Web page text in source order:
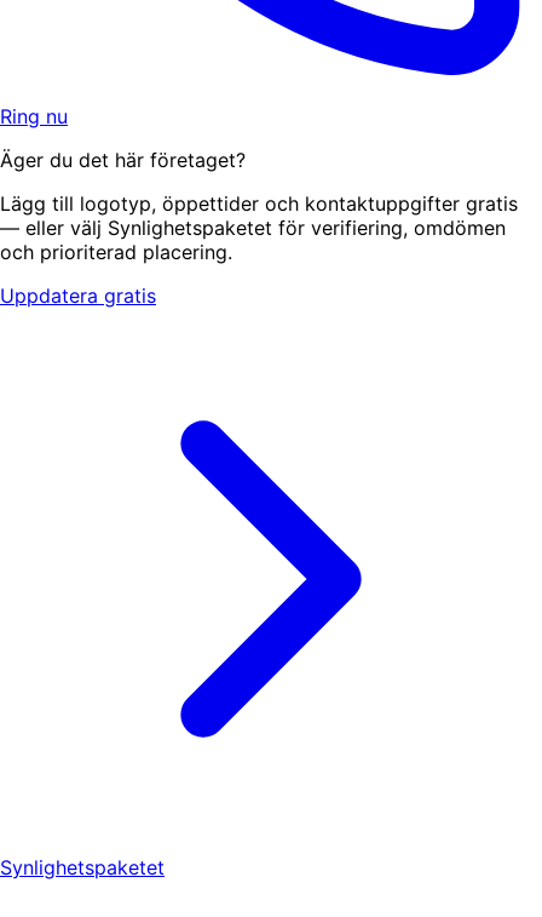
Ring nu
Äger du det här företaget?
Lägg till logotyp, öppettider och kontaktuppgifter gratis
— eller välj Synlighetspaketet för verifiering, omdömen
och prioriterad placering.
Uppdatera gratis
Synlighetspaketet